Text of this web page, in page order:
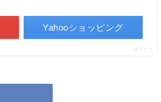
Yahooショッピング
ポチップ